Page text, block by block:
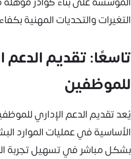
التغيرات والتحديات المهنية
تاسعًا: تقديم الدعم
للموظفين
يُعد تقديم الدعم الإداري
الأساسية في عمليات الموارد
بشكل مباشر في تسهيل تجربة